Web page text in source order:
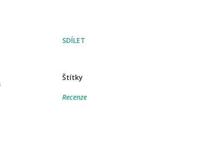
SDÍLET
Štítky
Recenze